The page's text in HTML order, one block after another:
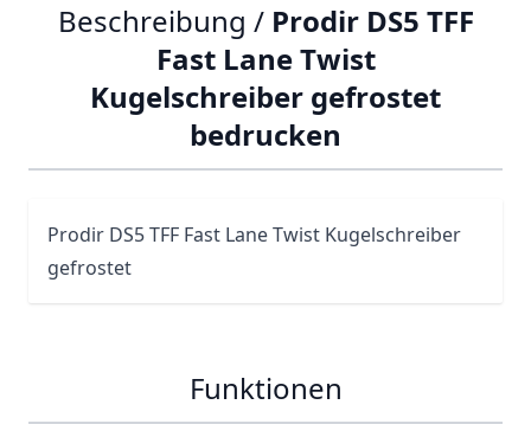
Beschreibung / Prodir DS5 TFF
Fast Lane Twist
Kugelschreiber gefrostet
bedrucken
Prodir DS5TFF Fast Lane Twist Kugelschreiber
gefrostet
Funktionen